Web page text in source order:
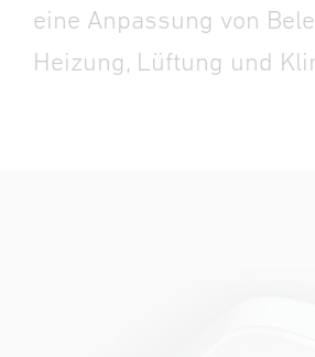
eine Anpassung von
Heizung, Lüftung und